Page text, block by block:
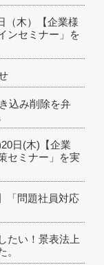
（木）【企業様
ンセミナー」を
込み削除を弁
日(木)【企業
セミナー」を実
「問題社員対応
たい！景表法上
。